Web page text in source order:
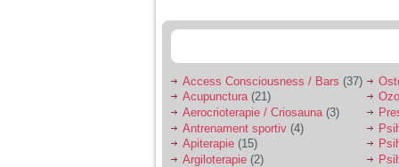
sa se manifeste o
Ma aflu aici pentru ca
vreau sa stiu daca am
nevoie de un psiholog
sau psihiatru.
Access Consciousness / Bars (37)
Acupunctura(21)
Aerocrioterapie / Criosauna (3)
Antrenament sportiv (4)
Apiterapie (15)
Argiloterapie (2)